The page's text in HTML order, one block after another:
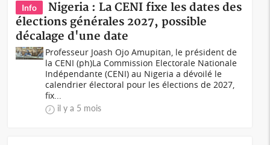
Info
Nigeria : La CENI fixe les dates des
élections générales 2027, possible
décalage d'une date
Professeur Joash Ojo Amupitan, le président de
la CENI (ph)La Commission Electorale Nationale
Indépendante (CENI) au Nigeria a dévoilé le
calendrier électoral pour les élections de 2027,
fix...
il y a 5 mois